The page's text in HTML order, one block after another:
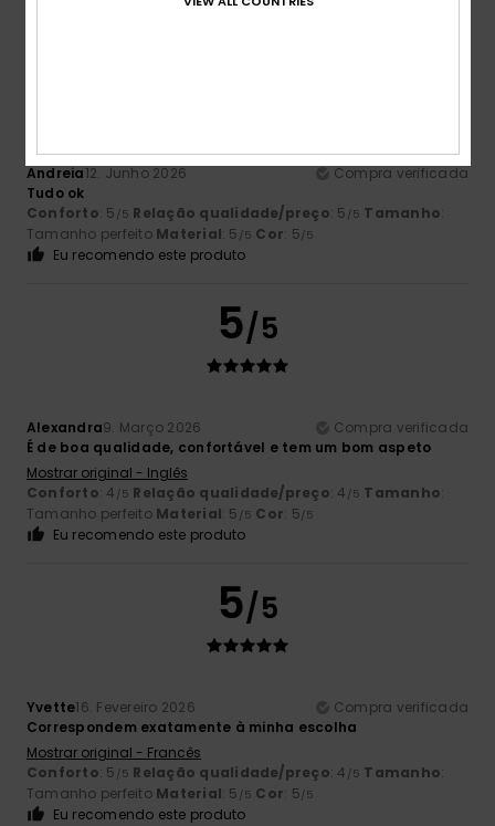
Andreia12. Junho 2026
Compra verificada
Tudo ok
Conforto: 5 /5 Relação qualidade/preço: 5 /5 Tamanho:
Tamanho perfeito Material: 5 /5 Cor: 5/5
Eu recomendo este produto
5/5
Alexandra9. Março 2026
Compra verificada
É de boa qualidade, confortável e tem um bom aspeto
Mostrar original - Inglês
Conforto: 4 /5 Relação qualidade/preço: 4 /5 Tamanho:
Tamanho perfeito Material: 5 /5 Cor: 5/5
Eu recomendo este produto
5/5
Yvette16. Fevereiro 2026
Compra verificada
Correspondem exatamente à minha escolha
Mostrar original - Francês
Conforto: 5 /5 Relação qualidade/preço: 4 /5 Tamanho:
Tamanho perfeito Material: 5 /5 Cor: 5/5
Eu recomendo este produto